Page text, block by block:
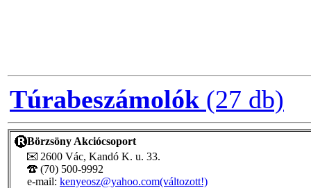
Túrabeszámolók (27 db)
Börzsöny Akciócsoport
2600 Vác, Kandó K. u. 33.
(70) 500-9992
e-mail: kenyeosz@yahoo.com(változott!)